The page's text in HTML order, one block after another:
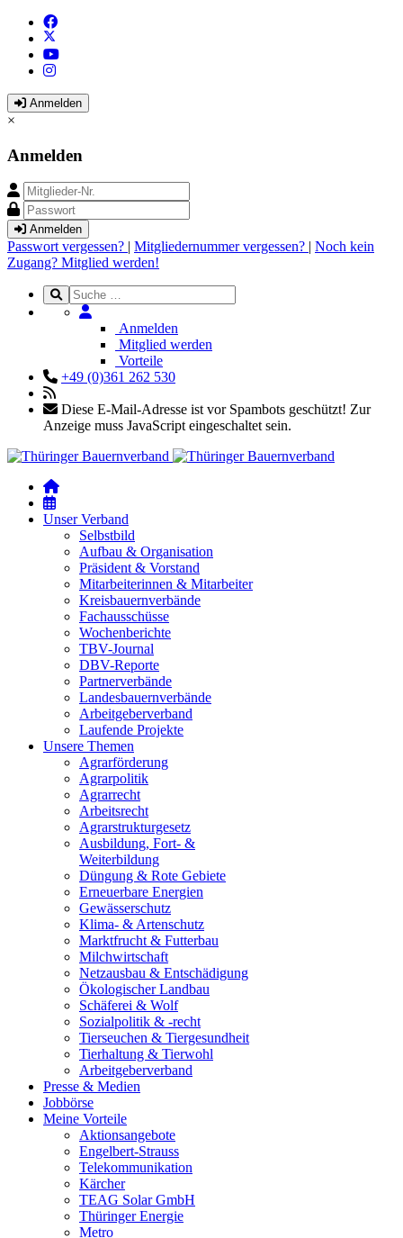
Anmelden
×
Anmelden
Anmelden
Passwort vergessen? | Mitgliedernummer vergessen? | Noch kein
Zugang? Mitglied werden!
Anmelden
Mitglied werden
Vorteile
+49 (0)361 262 530
Diese E-Mail-Adresse ist vor Spambots geschützt! Zur
Anzeige muss JavaScript eingeschaltet sein.
Unser Verband
Selbstbild
Aufbau & Organisation
Präsident & Vorstand
Mitarbeiterinnen & Mitarbeiter
Kreisbauernverbände
Fachausschüsse
Wochenberichte
TBV-Journal
DBV-Reporte
Partnerverbände
Landesbauernverbände
Arbeitgeberverband
Laufende Projekte
Unsere Themen
Agrarförderung
Agrarpolitik
Agrarrecht
Arbeitsrecht
Agrarstrukturgesetz
Ausbildung, Fort- &
Weiterbildung
Düngung & Rote Gebiete
Erneuerbare Energien
Gewässerschutz
Klima- & Artenschutz
Marktfrucht & Futterbau
Milchwirtschaft
Netzausbau & Entschädigung
Ökologischer Landbau
Schäferei & Wolf
Sozialpolitik & -recht
Tierseuchen & Tiergesundheit
Tierhaltung & Tierwohl
Arbeitgeberverband
Presse & Medien
Jobbörse
Meine Vorteile
Aktionsangebote
Engelbert-Strauss
Telekommunikation
Kärcher
TEAG Solar GmbH
Thüringer Energie
Metro